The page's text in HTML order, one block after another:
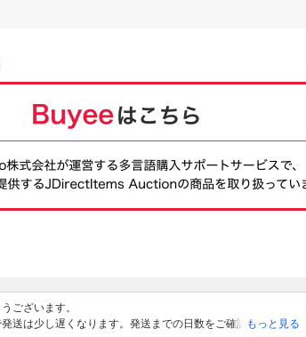
ございます。
送は少し遅くなります。発送までの日数をご確認の上、ご入
もっと見る